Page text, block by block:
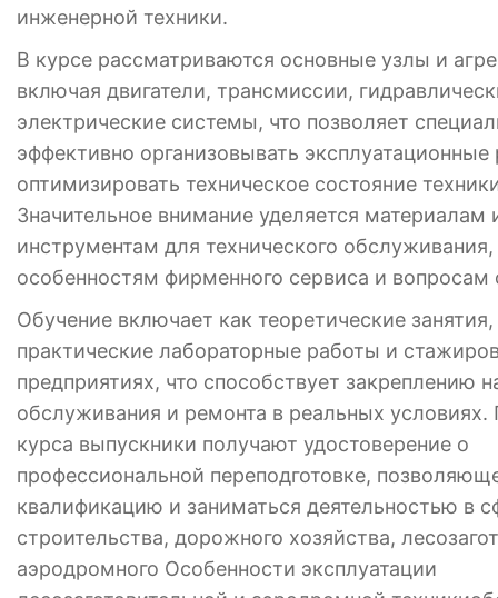
инженерной техники.
В курсе рассматриваются основные узлы и
включая двигатели, трансмиссии,
электрические системы, что позволяет
эффективно организовывать
оптимизировать техническое состояние
Значительное внимание уделяется материалам
инструментам для технического обслуживания,
особенностям фирменного сервиса и вопросам
Обучение включает как теоретические занятия,
практические лабораторные работы и
предприятиях, что способствует закреплению
обслуживания и ремонта в реальных условиях.
курса выпускники получают удостоверение о
профессиональной переподготовке,
квалификацию и заниматься деятельностью в
строительства, дорожного хозяйства,
аэродромного Особенности эксплуатации